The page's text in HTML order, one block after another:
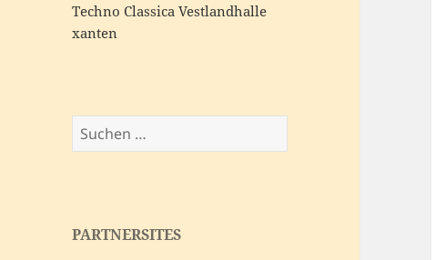
Techno ClassicaVestlandhalle
xanten
Suchen
nach:
PARTNERSITES